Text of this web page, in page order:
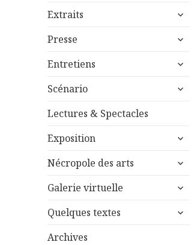
sous-
Extraits
ouvrir
sous-
Presse
ouvrir
sous-
Entretiens
ouvrir
sous-
Scénario
ouvrir
Lectures & Spectacles
Exposition
ouvrir
sous-
Nécropole des arts
ouvrir
sous-
Galerie virtuelle
ouvrir
sous-
Quelques textes
ouvrir
Archives